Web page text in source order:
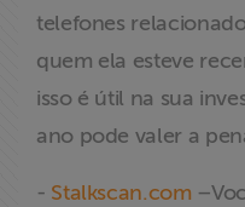
telefones
quem ela esteve
isso é útil na sua
ano pode valer a
- Stalkscan.com